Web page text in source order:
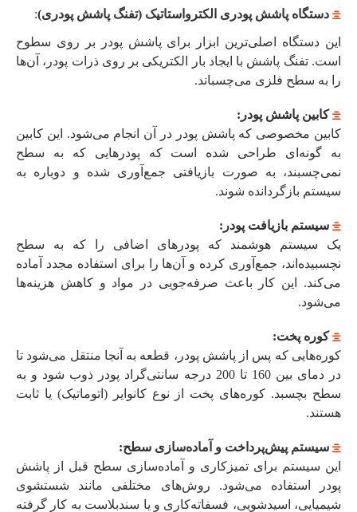
دستگاه پاشش پودری الکترواستاتیک (تفنگ پاشش پودری):
این دستگاه اصلی‌ترین ابزار برای پاشش پودر بر روی سطوح
است. تفنگ پاشش با ایجاد بار الکتریکی بر روی ذرات پودر، آن‌ها
را به سطح فلزی می‌چسباند.
کابین پاشش پودر:
کابین مخصوصی که پاشش پودر در آن انجام می‌شود. این کابین
به گونه‌ای طراحی شده است که پودرهایی که به سطح
نمی‌چسبند، به صورت بازیافتی جمع‌آوری شده و دوباره به
سیستم بازگردانده شوند.
سیستم بازیافت پودر:
یک سیستم هوشمند که پودرهای اضافی را که به سطح
نچسبیده‌اند، جمع‌آوری کرده و آن‌ها را برای استفاده مجدد آماده
می‌کند. این کار باعث صرفه‌جویی در مواد و کاهش هزینه‌ها
می‌شود.
کوره پخت:
کوره‌هایی که پس از پاشش پودر، قطعه به آنجا منتقل می‌شود تا
در دمای بین 160 تا 200 درجه سانتی‌گراد پودر ذوب شود و به
سطح بچسبد. کوره‌های پخت از نوع کانوایر (اتوماتیک) یا ثابت
هستند.
سیستم پیش‌پرداخت و آماده‌سازی سطح:
این سیستم برای تمیزکاری و آماده‌سازی سطح قبل از پاشش
پودر استفاده می‌شود. روش‌های مختلفی مانند شستشوی
شیمیایی، اسیدشویی، فسفاته‌کاری و یا سندبلاست به کار گرفته